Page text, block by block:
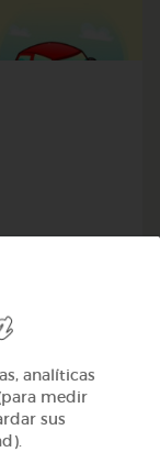
analíticas
medir
sus